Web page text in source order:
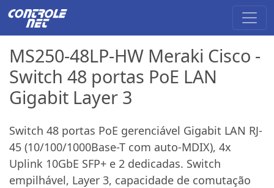
MS250-48LP-HW Meraki Cisco -
Switch 48 portas PoE LAN
Gigabit Layer 3
Switch 48 portas PoE gerenciável Gigabit LAN RJ-
45 (10/100/1000Base-T com auto-MDIX), 4x
Uplink 10GbE SFP+ e 2 dedicadas. Switch
empilhável, Layer 3, capacidade de comutação